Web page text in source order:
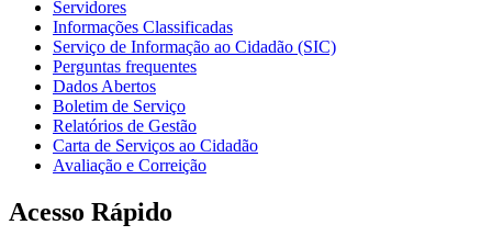
Servidores
Informações Classificadas
Serviço de Informação ao Cidadão (SIC)
Perguntas frequentes
Dados Abertos
Boletim de Serviço
Relatórios de Gestão
Carta de Serviços ao Cidadão
Avaliação e Correição
Acesso Rápido